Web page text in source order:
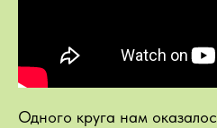
Одного круга нам